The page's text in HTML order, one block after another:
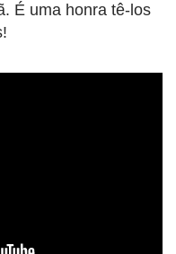
É uma honra tê-los